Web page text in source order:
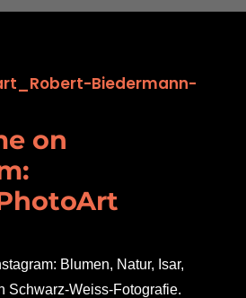
on
Blumen, Natur, Isar,
Schwarz-Weiss-Fotografie.